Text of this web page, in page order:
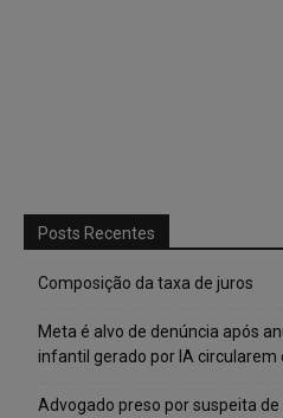
Posts Recentes
Composição da taxa de juros
Meta é alvo de denúncia após
infantil gerado por IA
Advogado preso por suspeita